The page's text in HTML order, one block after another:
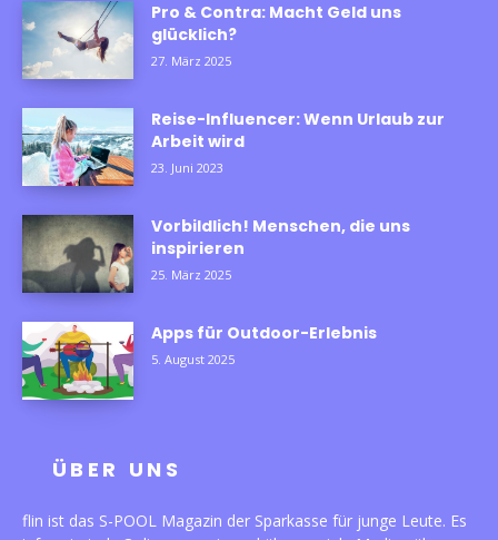
Pro & Contra: Macht Geld uns
glücklich?
27. März 2025
Reise-Influencer: Wenn Urlaub zur
Arbeit wird
23. Juni 2023
Vorbildlich! Menschen, die uns
inspirieren
25. März 2025
Apps für Outdoor-Erlebnis
5. August 2025
ÜBER UNS
flin ist das S-POOL Magazin der Sparkasse für junge Leute. Es